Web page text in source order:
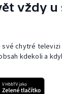
vždy u
své chytré
kdekoli a